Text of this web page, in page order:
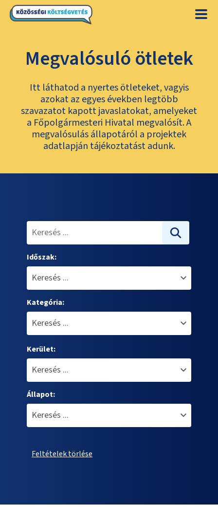
Megvalósuló ötletek
Itt láthatod a nyertes ötleteket, vagyis
azokat az egyes években legtöbb
szavazatot kapott javaslatokat, amelyeket
a Főpolgármesteri Hivatal megvalósít. A
megvalósulás állapotáról a projektek
adatlapján tájékoztatást adunk.
Időszak:
Kategória:
Kerület:
Állapot:
Feltételek törlése